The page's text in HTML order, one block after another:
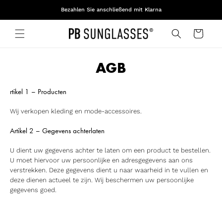
INHALT
Bezahlen Sie anschließend mit Klarna
Warenkorb
AGB
rtikel 1 – Producten
Wij verkopen kleding en mode-accessoires.
Artikel 2 – Gegevens achterlaten
U dient uw gegevens achter te laten om een product te bestellen.
U moet hiervoor uw persoonlijke en adresgegevens aan ons
verstrekken. Deze gegevens dient u naar waarheid in te vullen en
deze dienen actueel te zijn. Wij beschermen uw persoonlijke
gegevens goed.